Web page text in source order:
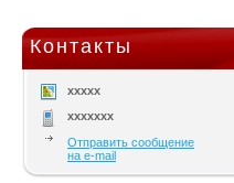
Контакты
xxxxx
xxxxxxx
Отправить сообщение
на e-mail